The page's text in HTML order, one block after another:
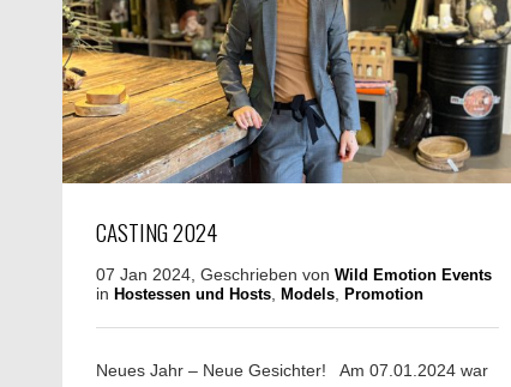
CASTING 2024
07 Jan 2024, Geschrieben von Wild Emotion Events
in Hostessen und Hosts Models Promotion
Neues Jahr – Neue Gesichter! Am 07.01.2024 war